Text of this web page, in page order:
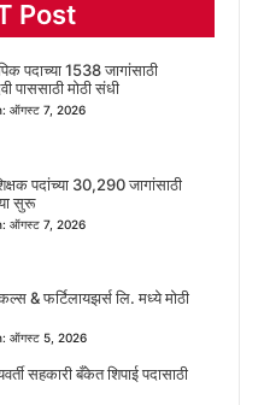
Post
पदाच्या 1538 जागांसाठी
पाससाठी मोठी संधी
ऑगस्ट 7, 2026
पदांच्या 30,290 जागांसाठी
सुरू
ऑगस्ट 7, 2026
& फर्टिलायझर्स लि. मध्ये मोठी
ऑगस्ट 5, 2026
सहकारी बँकेत शिपाई पदासाठी